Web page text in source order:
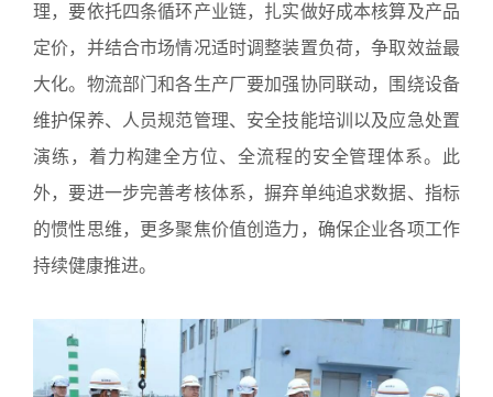
理，要依托四条循环产业链，扎实做好成本核算及产品
定价，并结合市场情况适时调整装置负荷，争取效益最
大化。物流部门和各生产厂要加强协同联动，围绕设备
维护保养、人员规范管理、安全技能培训以及应急处置
演练，着力构建全方位、全流程的安全管理体系。此
外，要进一步完善考核体系，摒弃单纯追求数据、指标
的惯性思维，更多聚焦价值创造力，确保企业各项工作
持续健康推进。